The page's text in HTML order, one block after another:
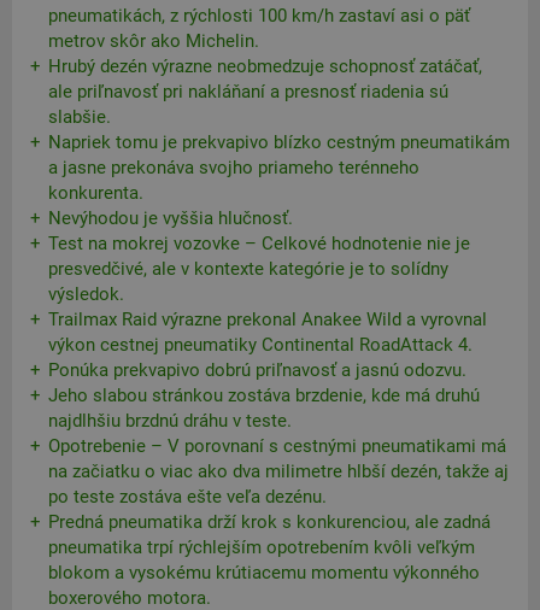
pneumatikách, z rýchlosti 100 km/h zastaví asi o päť
metrov skôr ako Michelin.
Hrubý dezén výrazne neobmedzuje schopnosť zatáčať,
ale priľnavosť pri nakláňaní a presnosť riadenia sú
slabšie.
Napriek tomu je prekvapivo blízko cestným pneumatikám
a jasne prekonáva svojho priameho terénneho
konkurenta.
Nevýhodou je vyššia hlučnosť.
Test na mokrej vozovke – Celkové hodnotenie nie je
presvedčivé, ale v kontexte kategórie je to solídny
výsledok.
Trailmax Raid výrazne prekonal Anakee Wild a vyrovnal
výkon cestnej pneumatiky Continental RoadAttack 4.
Ponúka prekvapivo dobrú priľnavosť a jasnú odozvu.
Jeho slabou stránkou zostáva brzdenie, kde má druhú
najdlhšiu brzdnú dráhu v teste.
Opotrebenie – V porovnaní s cestnými pneumatikami má
na začiatku o viac ako dva milimetre hlbší dezén, takže aj
po teste zostáva ešte veľa dezénu.
Predná pneumatika drží krok s konkurenciou, ale zadná
pneumatika trpí rýchlejším opotrebením kvôli veľkým
blokom a vysokému krútiacemu momentu výkonného
boxerového motora.